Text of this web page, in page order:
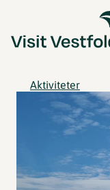
Aktiviteter